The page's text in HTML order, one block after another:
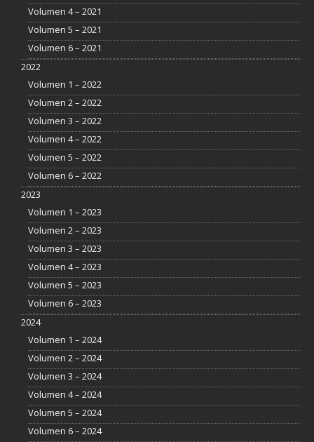
Volumen 4 – 2021
Volumen 5 – 2021
Volumen 6 – 2021
2022
Volumen 1 – 2022
Volumen 2 – 2022
Volumen 3 – 2022
Volumen 4 – 2022
Volumen 5 – 2022
Volumen 6 – 2022
2023
Volumen 1 – 2023
Volumen 2 – 2023
Volumen 3 – 2023
Volumen 4 – 2023
Volumen 5 – 2023
Volumen 6 – 2023
2024
Volumen 1 – 2024
Volumen 2 – 2024
Volumen 3 – 2024
Volumen 4 – 2024
Volumen 5 – 2024
Volumen 6 – 2024